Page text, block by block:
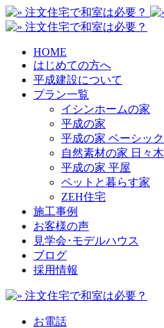
HOME
はじめての方へ
平成建設について
プラン一覧
イシンホームの家
平成の家
平成の家 ベーシック
自然素材の家 日々木
平成の家 平屋
ペットと暮らす家
ZEH住宅
施工事例
お客様の声
見学会･モデルハウス
ブログ
採用情報
お電話